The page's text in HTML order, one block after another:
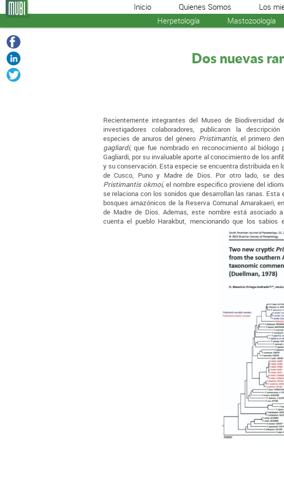
Inicio Quienes Somos Los
Herpetología
Mastozoología
Dos nuevas
Recientemente integrantes del Museo de Biodiversidad
investigadores colaboradores, publicaron la
especies de anuros del género Pristimantis, el primero
gagliardi, que fue nombrado en reconocimiento al biólogo
Gagliardi, por su invaluable aporte al conocimiento de los
y su conservación. Esta especie se encuentra distribuida en
de Cusco, Puno y Madre de Dios. Por otro lado, se
Pristimantis okmoi, el nombre especifico proviene del
se relaciona con los sonidos que desarrollan las ranas. Esta
bosques amazónicos de la Reserva Comunal Amarakaeri,
de Madre de Dios. Ademas, este nombre está asociado
cuenta el pueblo Harakbut, mencionando que los sabios